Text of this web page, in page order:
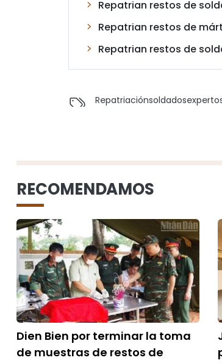
Repatrian restos de
Repatrian restos de
Repatrian restos de
Repatriaciónsoldados
RECOMENDAMOS
Dien Bien por terminar la toma
de muestras de restos de